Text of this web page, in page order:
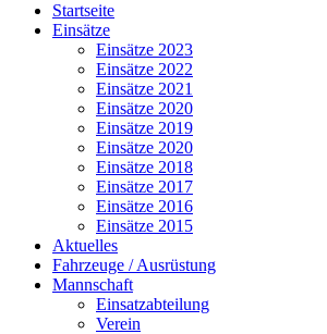
Startseite
Einsätze
Einsätze 2023
Einsätze 2022
Einsätze 2021
Einsätze 2020
Einsätze 2019
Einsätze 2020
Einsätze 2018
Einsätze 2017
Einsätze 2016
Einsätze 2015
Aktuelles
Fahrzeuge / Ausrüstung
Mannschaft
Einsatzabteilung
Verein